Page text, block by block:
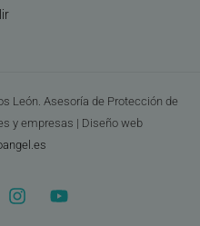
León. Asesoría de Protección de
y empresas | Diseño web